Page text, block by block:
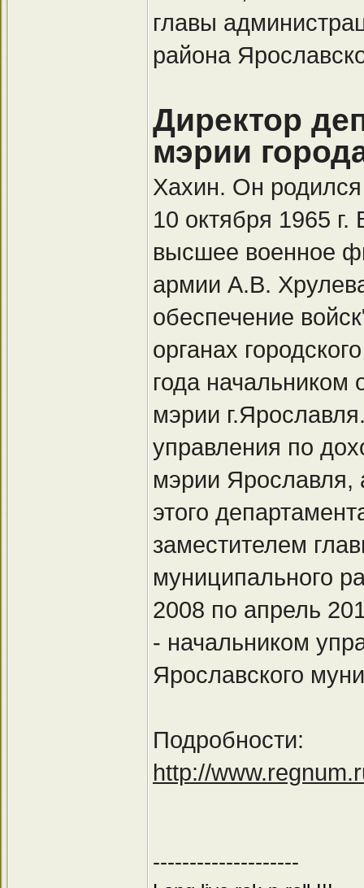
главы
района
Директор
мэрии
Хахин. Он
10 октября 1965
высшее военное
армии А.В.
обеспечение
органах
года начальником
мэрии
управления по
мэрии Ярославля,
этого
заместителем
муниципального
2008 по апрель
- начальником
Ярославского
Подробности:
http://
--------------------